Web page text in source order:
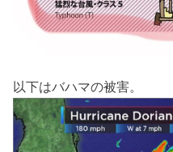
以下はバハマの被害。